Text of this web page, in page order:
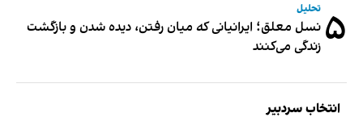
۵ تحلیل
نسل معلق؛ ایرانیانی که میان رفتن، دیده شدن و بازگشت
زندگی می‌کنند
انتخاب سردبیر